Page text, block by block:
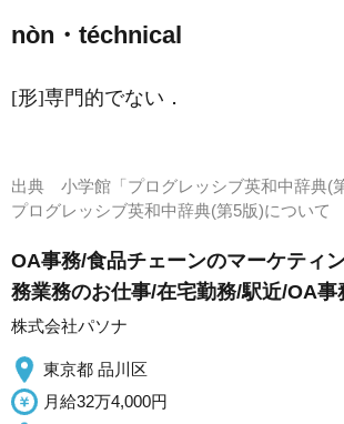
nòn・téchnical
[形]専門的でない ．
出典 小学館「プログレッシブ英和中辞典(
プログレッシブ英和中辞典(第5版)につい
OA事務/食品チェーンのマーケティ
務業務のお仕事/在宅勤務/駅近/OA事
株式会社パソナ
東京都 品川区
月給32万4,000円